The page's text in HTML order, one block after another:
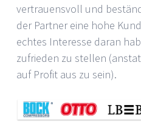
vertrauensvoll und
der Partner eine hohe
echtes Interesse daran
zufrieden zu stellen
auf Profit aus zu sein).